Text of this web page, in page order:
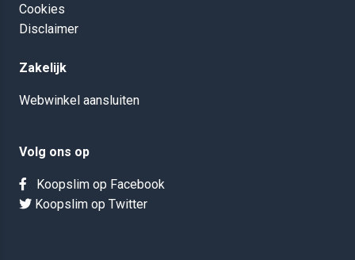
Cookies
Disclaimer
Zakelijk
Webwinkel aansluiten
Volg ons op
Koopslim op Facebook
Koopslim op Twitter